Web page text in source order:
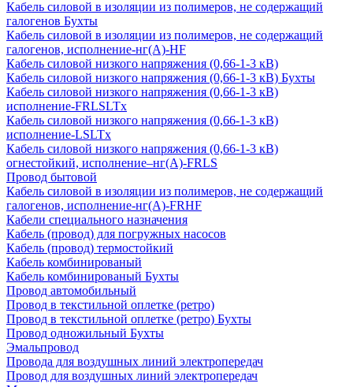
Кабель силовой в изоляции из полимеров, не содержащий
галогенов Бухты
Кабель силовой в изоляции из полимеров, не содержащий
галогенов, исполнение-нг(А)-HF
Кабель силовой низкого напряжения (0,66-1-3 кВ)
Кабель силовой низкого напряжения (0,66-1-3 кВ) Бухты
Кабель силовой низкого напряжения (0,66-1-3 кВ)
исполнение-FRLSLTx
Кабель силовой низкого напряжения (0,66-1-3 кВ)
исполнение-LSLTx
Кабель силовой низкого напряжения (0,66-1-3 кВ)
огнестойкий, исполнение–нг(А)-FRLS
Провод бытовой
Кабель силовой в изоляции из полимеров, не содержащий
галогенов, исполнение-нг(А)-FRHF
Кабели специального назначения
Кабель (провод) для погружных насосов
Кабель (провод) термостойкий
Кабель комбинированый
Кабель комбинированый Бухты
Провод автомобильный
Провод в текстильной оплетке (ретро)
Провод в текстильной оплетке (ретро) Бухты
Провод одножильный Бухты
Эмальпровод
Провода для воздушных линий электропередач
Провод для воздушных линий электропередач